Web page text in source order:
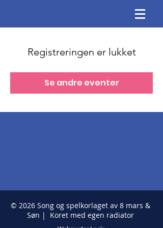
Registreringen er lukket
Se andre eventer
© 2026 Song og spelkorlaget av 8 mars &
Søn | Koret med egen radiator